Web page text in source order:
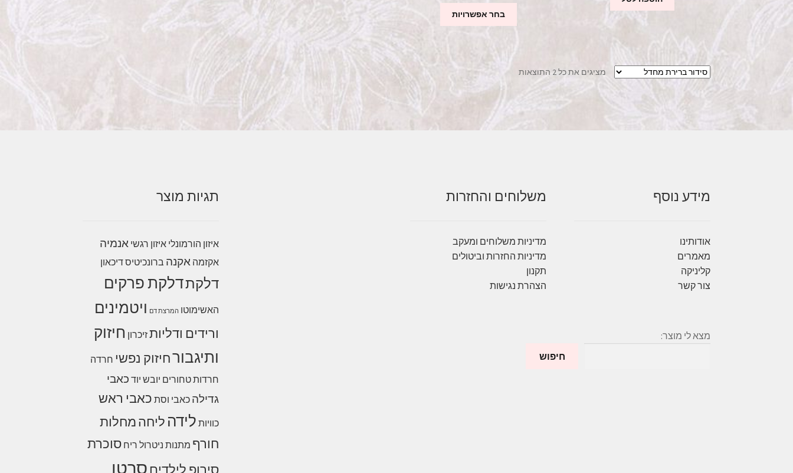
עד
בחר אפשרויות
סוגים.
ניתן
האפשרויות
מציגים את כל ⁦2⁩ התוצאות
מידע נוסף
אודותינו
מאמרים
קליניקה
צור קשר
מצא לי מוצר:
חיפוש
משלוחים והחזרות
מדיניות משלוחים ומעקב
מדיניות החזרות וביטולים
תקנון
הצהרת נגישות
תגיות מוצר
איזון הורמונלי איזון רגשי אנמיה
אקזמה אקנה ברונכיטיסדיכאון
דלקתדלקת פרקים
האשימוטו המרצת דם ויטמינים
ורידים ודליותזיכרון חיזוק
ותיגבורחיזוק נפשי חרדה
חרדותטחורים יובש יוד כאבי
גדילה כאבי וסת כאבי ראש
כוויות לידה ליחהמחלות
חורף מתנות ניטרול ריח סוכרת
סירופ לילדיםסרטן